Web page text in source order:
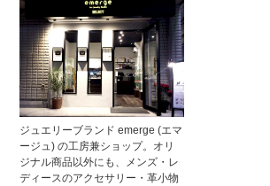
ジュエリーブランド emerge (エマ
ージュ) の工房兼ショップ。オリ
ジナル商品以外にも、メンズ・レ
ディースのアクセサリー・革小物